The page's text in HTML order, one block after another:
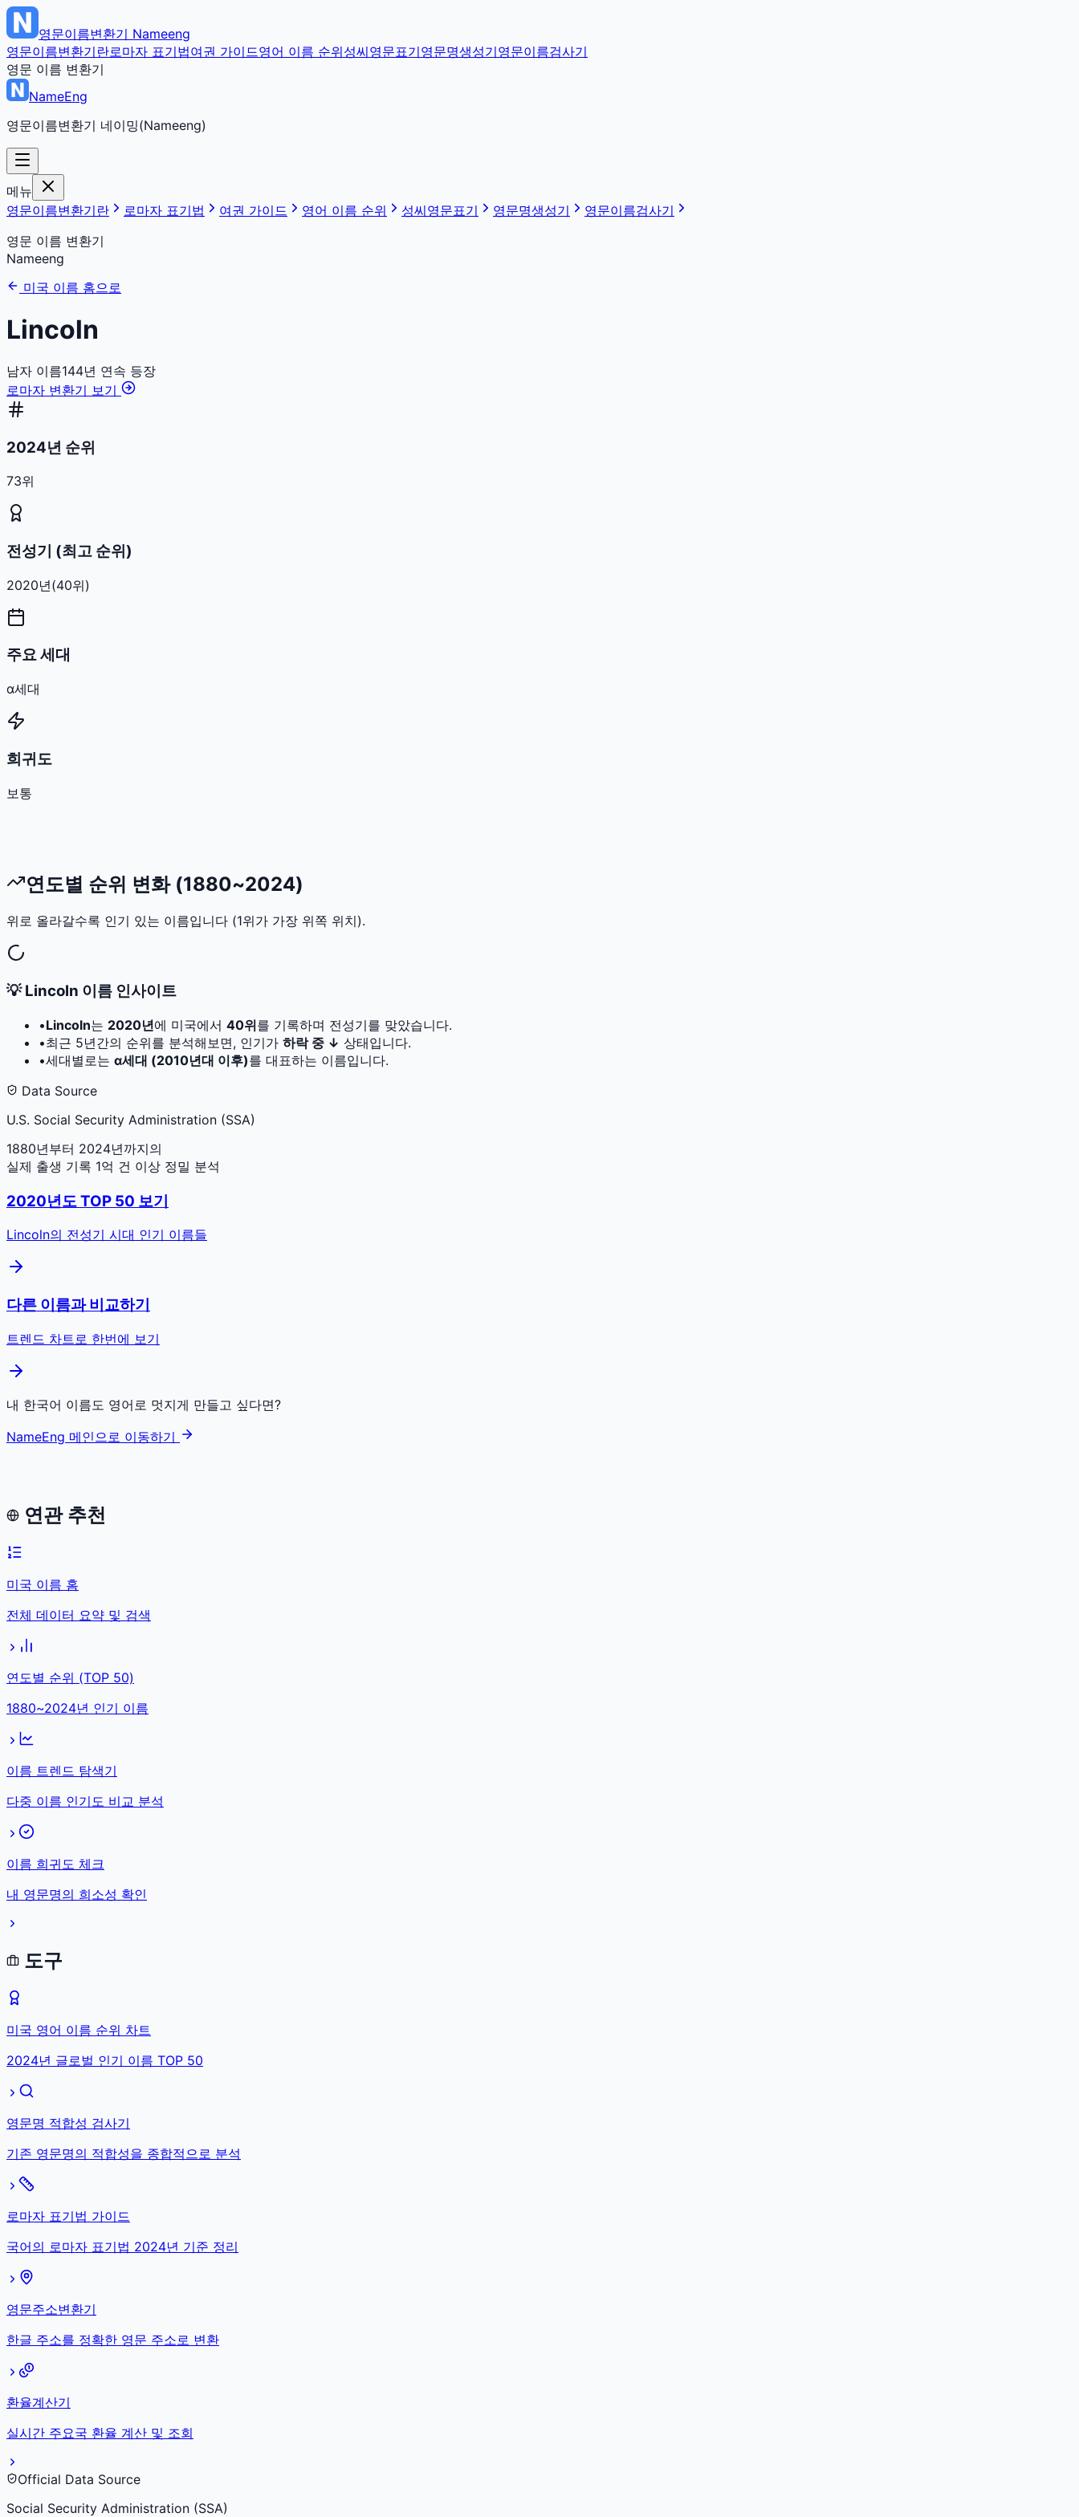
영문이름변환기 Nameeng
영문이름변환기란로마자 표기법여권 가이드영어 이름 순위성씨영문표기영문명생성기영문이름검사기
영문 이름 변환기
NameEng
영문이름변환기 네이밍(Nameeng)
메뉴
영문이름변환기란
로마자 표기법 여권 가이드 영어 이름 순위 성씨영문표기 영문명생성기
영문이름검사기
영문 이름 변환기
Nameeng
미국 이름 홈으로
Lincoln
남자 이름144년 연속 등장
로마자 변환기 보기
2024년 순위
73위
전성기 (최고 순위)
2020년(40위)
주요 세대
α세대
희귀도
보통
연도별 순위 변화 (1880~2024)
위로 올라갈수록 인기 있는 이름입니다 (1위가 가장 위쪽 위치).
💡Lincoln 이름 인사이트
•Lincoln는 2020년에 미국에서 40위를 기록하며 전성기를 맞았습니다.
•최근 5년간의 순위를 분석해보면, 인기가 하락 중 ↓ 상태입니다.
•세대별로는 α세대 (2010년대 이후)를 대표하는 이름입니다.
Data Source
U.S. Social Security Administration (SSA)
1880년부터 2024년까지의
실제 출생 기록 1억 건 이상 정밀 분석
2020년도 TOP 50 보기
Lincoln의 전성기 시대 인기 이름들
다른 이름과 비교하기
트렌드 차트로 한번에 보기
내 한국어 이름도 영어로 멋지게 만들고 싶다면?
NameEng 메인으로 이동하기
연관 추천
미국 이름 홈
전체 데이터 요약 및 검색
연도별 순위 (TOP 50)
1880~2024년 인기 이름
이름 트렌드 탐색기
다중 이름 인기도 비교 분석
이름 희귀도 체크
내 영문명의 희소성 확인
도구
미국 영어 이름 순위 차트
2024년 글로벌 인기 이름 TOP 50
영문명 적합성 검사기
기존 영문명의 적합성을 종합적으로 분석
로마자 표기법 가이드
국어의 로마자 표기법 2024년 기준 정리
영문주소변환기
한글 주소를 정확한 영문 주소로 변환
환율계산기
실시간 주요국 환율 계산 및 조회
Official Data Source
Social Security Administration (SSA)